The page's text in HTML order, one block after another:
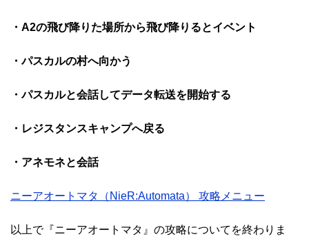
・A2の飛び降りた場所から飛び降りるとイベント
・パスカルの村へ向かう
・パスカルと会話してデータ転送を開始する
・レジスタンスキャンプへ戻る
・アネモネと会話
ニーアオートマタ（NieR:Automata） 攻略メニュー
以上で『ニーアオートマタ』の攻略についてを終わりま